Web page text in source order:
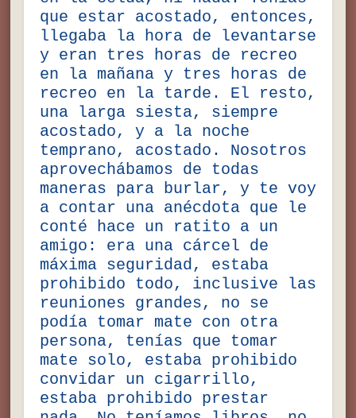
que estar acostado, entonces,
llegaba la hora de levantarse
y eran tres horas de recreo
en la mañana y tres horas de
recreo en la tarde. El resto,
una larga siesta, siempre
acostado, y a la noche
temprano, acostado. Nosotros
aprovechábamos de todas
maneras para burlar, y te voy
a contar una anécdota que le
conté hace un ratito a un
amigo: era una cárcel de
máxima seguridad, estaba
prohibido todo, inclusive las
reuniones grandes, no se
podía tomar mate con otra
persona, tenías que tomar
mate solo, estaba prohibido
convidar un cigarrillo,
estaba prohibido prestar